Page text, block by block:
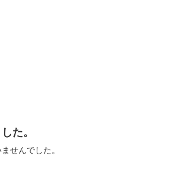
た。
せんでした。